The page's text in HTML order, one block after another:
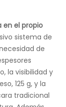
el propio
sistema de
de
la visibilidad y
125 g, y la
tradicional